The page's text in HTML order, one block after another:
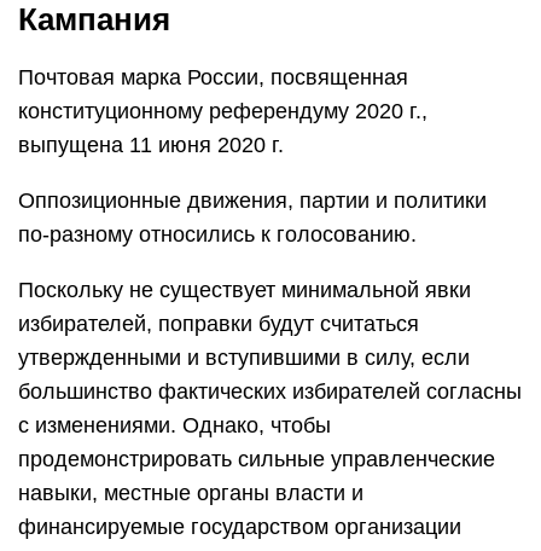
Кампания
Почтовая марка России, посвященная
конституционному референдуму 2020 г.,
выпущена 11 июня 2020 г.
Оппозиционные движения, партии и политики
по-разному относились к голосованию.
Поскольку не существует минимальной явки
избирателей, поправки будут считаться
утвержденными и вступившими в силу, если
большинство фактических избирателей согласны
с изменениями. Однако, чтобы
продемонстрировать сильные управленческие
навыки, местные органы власти и
финансируемые государством организации